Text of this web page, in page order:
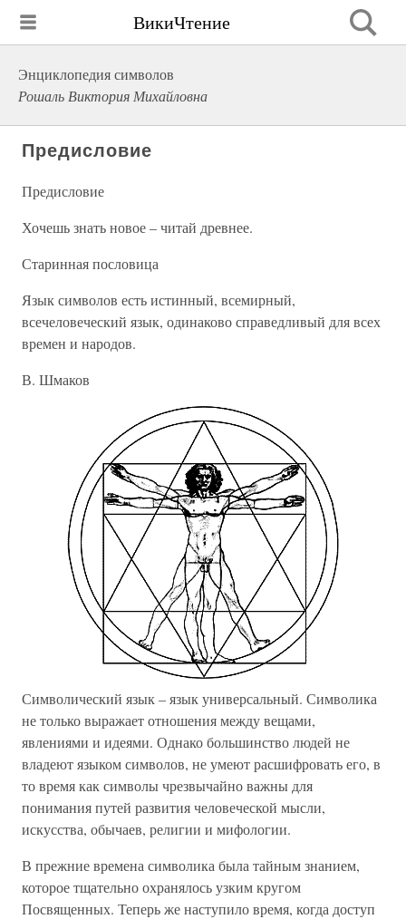
ВикиЧтение
Энциклопедия символов
Рошаль Виктория Михайловна
Предисловие
Предисловие
Хочешь знать новое – читай древнее.
Старинная пословица
Язык символов есть истинный, всемирный,
всечеловеческий язык, одинаково справедливый для всех
времен и народов.
В. Шмаков
Символический язык – язык универсальный. Символика
не только выражает отношения между вещами,
явлениями и идеями. Однако большинство людей не
владеют языком символов, не умеют расшифровать его, в
то время как символы чрезвычайно важны для
понимания путей развития человеческой мысли,
искусства, обычаев, религии и мифологии.
В прежние времена символика была тайным знанием,
которое тщательно охранялось узким кругом
Посвященных. Теперь же наступило время, когда доступ